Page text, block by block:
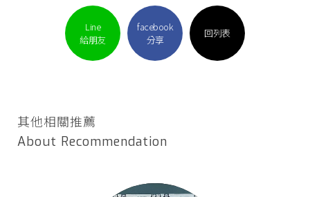
Line
給朋友
facebook
分享
回列表
其他相關推薦
About Recommendation